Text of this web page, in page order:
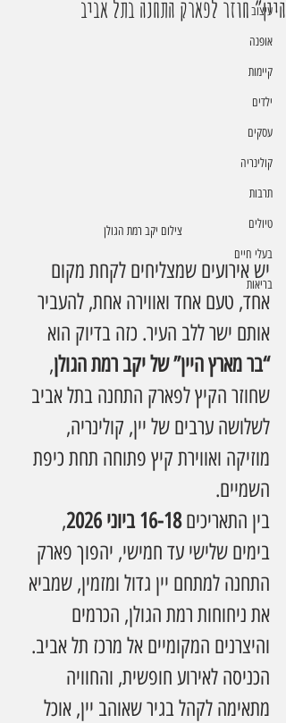
עיצוב
אופנה
קיימות
ילדים
עסקים
קולינריה
תרבות
טיולים
בעלי חיים
בריאות
היין” חוזר לפארק התחנה בתל אביב
צילום יקב רמת הגולן
יש אירועים שמצליחים לקחת מקום
אחד, טעם אחד ואווירה אחת, להעביר
אותם ישר ללב העיר. כזה בדיוק הוא
“בר מארץ היין” של יקב רמת הגולן,
שחוזר הקיץ לפארק התחנה בתל אביב
לשלושה ערבים של יין, קולינריה,
מוזיקה ואווירת קיץ פתוחה תחת כיפת
השמיים.
בין התאריכים 16-18 ביוני 2026
,
בימים שלישי עד חמישי, יהפוך פארק
התחנה למתחם יין גדול ומזמין, שמביא
את ניחוחות רמת הגולן, הכרמים
והיצרנים המקומיים אל מרכז תל אביב.
הכניסה לאירוע חופשית, והחוויה
מתאימה לקהל בגיר שאוהב יין, אוכל